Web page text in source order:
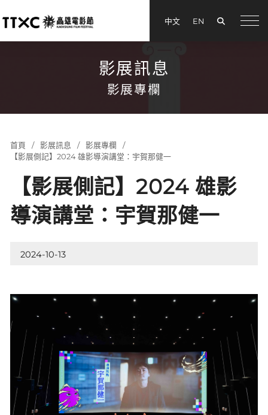
中文 EN
影展訊息
影展專欄
首頁 影展訊息
影展專欄
【影展側記】2024 雄影導演講堂：宇賀那健一
【影展側記】2024 雄影
導演講堂：宇賀那健一
2024-10-13